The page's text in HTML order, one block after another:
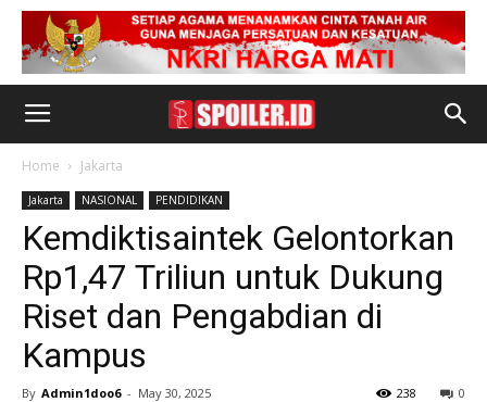
Home Jakarta
Jakarta NASIONAL PENDIDIKAN
Kemdiktisaintek Gelontorkan
Rp1,47 Triliun untuk Dukung
Riset dan Pengabdian di
Kampus
By Admin1doo6 - May 30, 2025 0
238